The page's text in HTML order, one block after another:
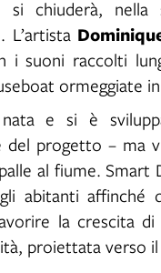
si chiuderà, nella
L’artista
i suoni raccolti
ormeggiate
e si è
del progetto – ma
al fiume.
abitanti affinché
la crescita
proiettata verso